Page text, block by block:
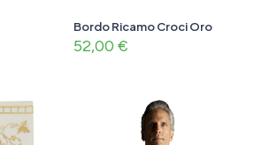
Bordo Ricamo Croci Oro
52,00 €